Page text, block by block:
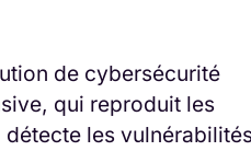
de cybersécurité
qui reproduit les
détecte les